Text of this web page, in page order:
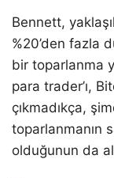
Bennett,
%20’den fazla
bir toparlanma
para trader’ı,
çıkmadıkça,
toparlanmanın
olduğunun da